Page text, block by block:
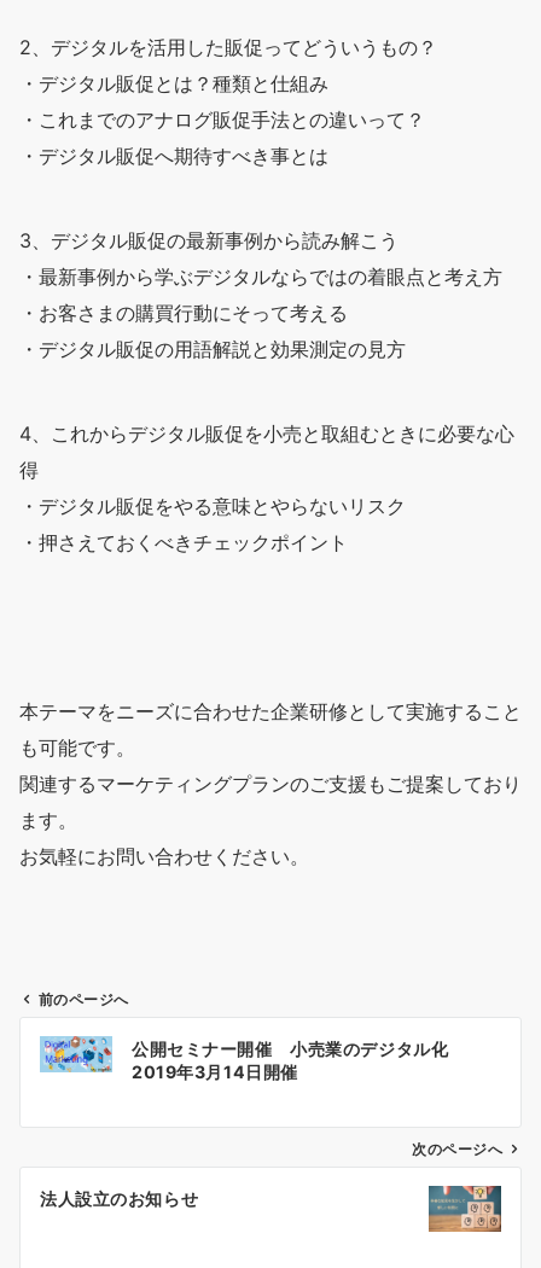
2、デジタルを活用した販促ってどういうもの？
・デジタル販促とは？種類と仕組み
・これまでのアナログ販促手法との違いって？
・デジタル販促へ期待すべき事とは
3、デジタル販促の最新事例から読み解こう
・最新事例から学ぶデジタルならではの着眼点と考え方
・お客さまの購買行動にそって考える
・デジタル販促の用語解説と効果測定の見方
4、これからデジタル販促を小売と取組むときに必要な心
得
・デジタル販促をやる意味とやらないリスク
・押さえておくべきチェックポイント
本テーマをニーズに合わせた企業研修として実施すること
も可能です。
関連するマーケティングプランのご支援もご提案しており
ます。
お気軽にお問い合わせください。
ビ
前のページへ
公開セミナー開催 小売業のデジタル化
2019年3月14日開催
次のページへ
法人設立のお知らせ